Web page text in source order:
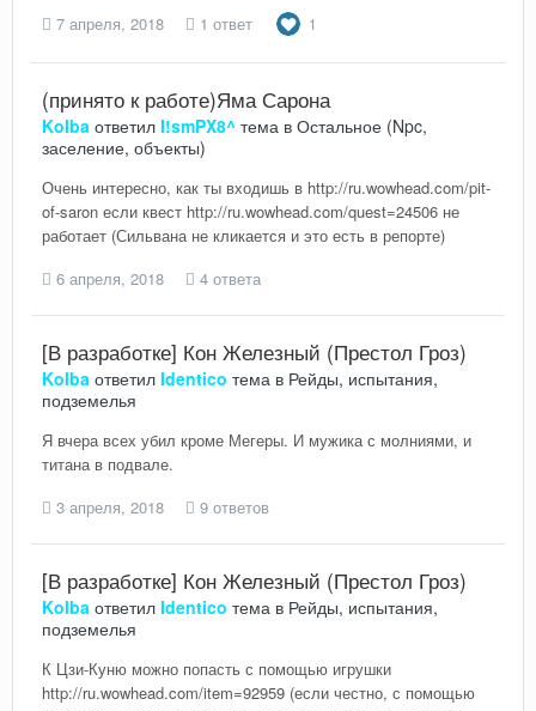
7 апреля, 2018
1 ответ 1
(принято к работе)Яма Сарона
Kolba ответил I!smPX8^ тема в Остальное (Npc,
заселение, объекты)
Очень интересно, как ты входишь в http://ru.wowhead.com/pit-
of-saron если квест http://ru.wowhead.com/quest=24506 не
работает (Сильвана не кликается и это есть в репорте)
6 апреля, 2018
4 ответа
[В разработке] Кон Железный (Престол Гроз)
Kolba ответил Identico тема в Рейды, испытания,
подземелья
Я вчера всех убил кроме Мегеры. И мужика с молниями, и
титана в подвале.
3 апреля, 2018
9 ответов
[В разработке] Кон Железный (Престол Гроз)
Kolba ответил Identico тема в Рейды, испытания,
подземелья
К Цзи-Куню можно попасть с помощью игрушки
http://ru.wowhead.com/item=92959 (если честно, с помощью